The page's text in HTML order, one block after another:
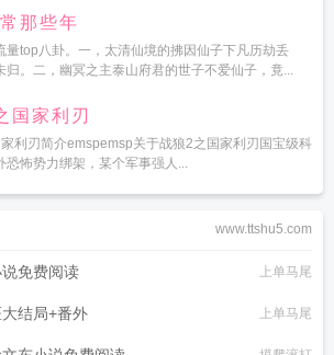
那些年
量top八卦。一，太清仙境的拂因仙子下凡历劫丢
归。二，幽冥之主泰山府君的世子不爱仙子，竟...
国家利刃
利刃简介emspemsp关于战狼2之国家利刃国宝级科
恐怖势力绑架，某个军事强人...
www.ttshu5.com
免费阅读 上单马尾
结局+番外 上单马尾